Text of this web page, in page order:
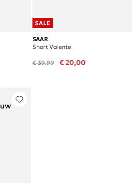
SALE
SAAR
Short Valente
€ 39,99 € 20,00